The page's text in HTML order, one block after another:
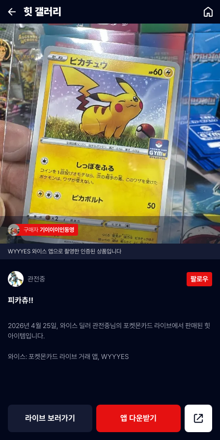
힛 갤러리
구매자 기이이이인동영
WYYYES 와이스 앱으로 촬영한 인증된 상품입니다
관전중 팔로우
피카츄!!
2026년 4월 25일, 와이스 딜러 관전중님의 포켓몬카드 라이브에서 판매된 힛
아이템입니다.
와이스: 포켓몬카드 라이브 거래 앱, WYYYES
라이브 보러가기 앱 다운받기